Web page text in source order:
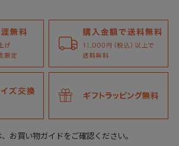
お買い物ガイドをご確認ください。